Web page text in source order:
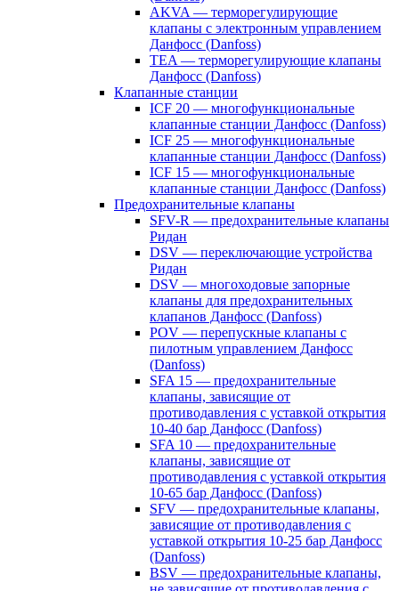
AKVA — терморегулирующие
клапаны с электронным управлением
Данфосс (Danfoss)
TEA — терморегулирующие клапаны
Данфосс (Danfoss)
Клапанные станции
ICF 20 — многофункциональные
клапанные станции Данфосс (Danfoss)
ICF 25 — многофункциональные
клапанные станции Данфосс (Danfoss)
ICF 15 — многофункциональные
клапанные станции Данфосс (Danfoss)
Предохранительные клапаны
SFV-R — предохранительные клапаны
Ридан
DSV — переключающие устройства
Ридан
DSV — многоходовые запорные
клапаны для предохранительных
клапанов Данфосс (Danfoss)
POV — перепускные клапаны с
пилотным управлением Данфосс
(Danfoss)
SFA 15 — предохранительные
клапаны, зависящие от
противодавления с уставкой открытия
10-40 бар Данфосс (Danfoss)
SFA 10 — предохранительные
клапаны, зависящие от
противодавления с уставкой открытия
10-65 бар Данфосс (Danfoss)
SFV — предохранительные клапаны,
зависящие от противодавления с
уставкой открытия 10-25 бар Данфосс
(Danfoss)
BSV — предохранительные клапаны,